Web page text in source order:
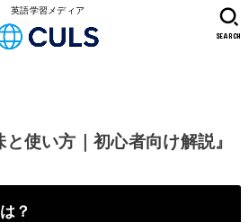
英語学習メディア
SEARCH
使い方｜初心者向け解説』
？